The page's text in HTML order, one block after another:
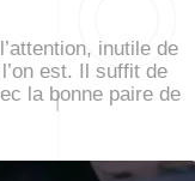
inutile de
est. Il suffit de
la bonne paire de